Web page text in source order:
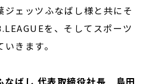
ジェッツふなばし様と共にそ
を、そしてスポーツ
きます。
なばし 代表取締役社長 島田